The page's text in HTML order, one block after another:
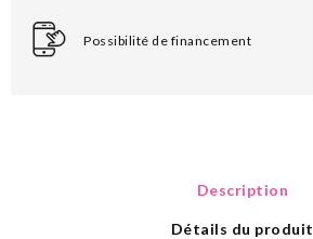
Possibilité de financement
Description
Détails du produit